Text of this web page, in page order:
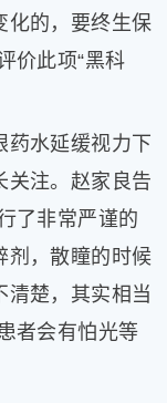
化的，要终生保
价此项“黑科
药水延缓视力下
关注。赵家良告
了非常严谨的
剂，散瞳的时候
清楚，其实相当
者会有怕光等